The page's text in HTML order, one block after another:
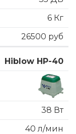
6 Кг
26500 руб
Hiblow HP-40
38 Вт
40 л/мин